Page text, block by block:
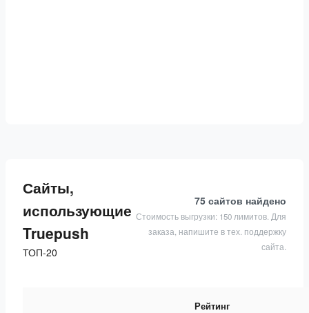
Сайты,
использующие
Truepush
ТОП-20
75 сайтов найдено
Стоимость выгрузки: 150 лимитов. Для
заказа, напишите в тех. поддержку
сайта.
Рейтинг